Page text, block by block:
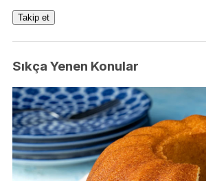
Takip et
Sıkça Yenen Konular